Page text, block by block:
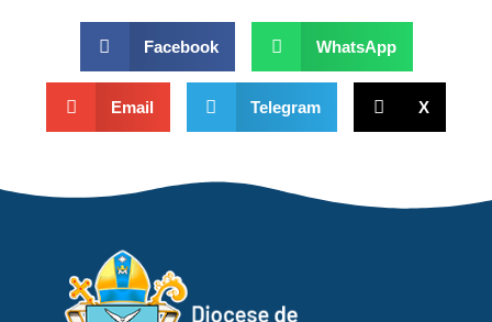
Facebook WhatsApp
Email Telegram X